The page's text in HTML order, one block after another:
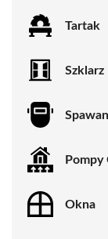
Tartak
Szklarz
Pompy
Okna